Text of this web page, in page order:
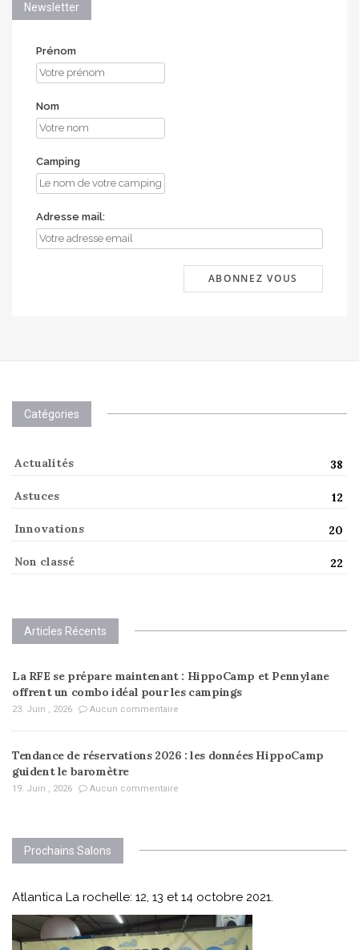
Newsletter
Prénom
Nom
Camping
Adresse mail:
Catégories
Actualités 38
Astuces 12
Innovations 20
Non classé 22
Articles Récents
La RFE se prépare maintenant : HippoCamp et Pennylane
offrent un combo idéal pour les campings
23. Juin , 2026 Aucun commentaire
Tendance de réservations 2026 : les données HippoCamp
guident le baromètre
19. Juin , 2026 Aucun commentaire
Prochains Salons
Atlantica La rochelle: 12, 13 et 14 octobre 2021.